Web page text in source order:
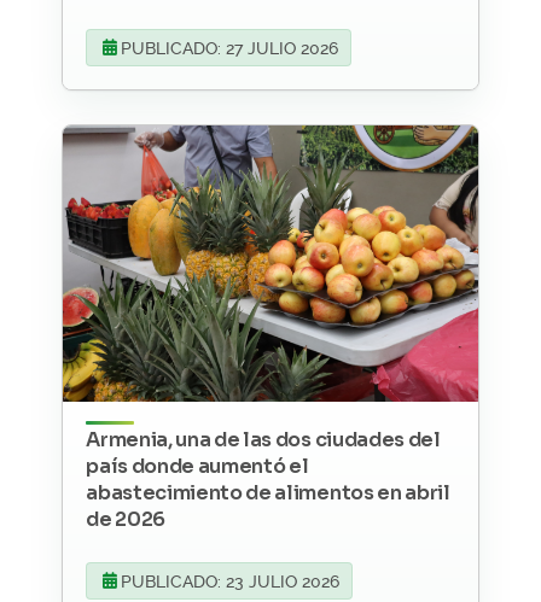
PUBLICADO: 27 JULIO 2026
Armenia, una de las dos ciudades del
país donde aumentó el
abastecimiento de alimentos en abril
de 2026
PUBLICADO: 23 JULIO 2026